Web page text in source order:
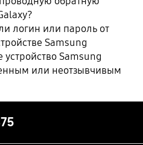
логин или пароль от
Samsung
Samsung
или неотзывчивым